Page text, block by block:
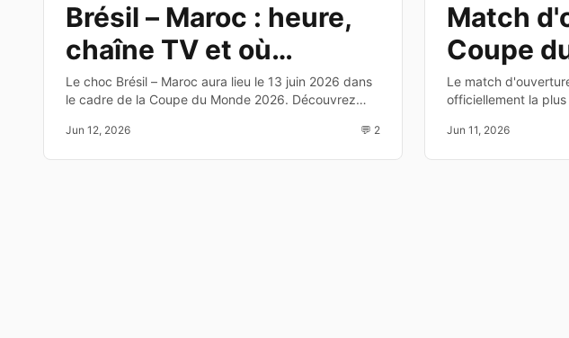
Brésil – Maroc : heure,
chaîne TV et où
regarder le match de la
Coupe du Monde 2026
Le choc Brésil – Maroc aura lieu le 13 juin 2026 dans
le cadre de la Coupe du Monde 2026. Découvrez
les enjeux de cette affiche du Groupe C.
Jun 12, 2026 💬 2
Match
Coupe
: date,
diffusion
Le match
officiellement la
les chaînes de
Jun 11, 2026